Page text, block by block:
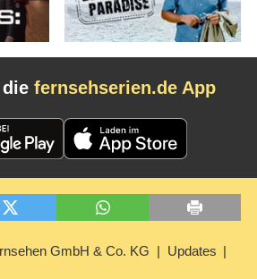
fernsehserien.de App
GmbH & Co. KG Updates